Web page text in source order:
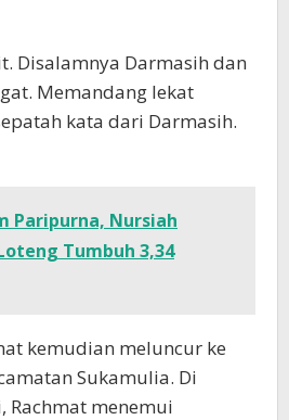
Disalamnya Darmasih dan
Memandang lekat
kata dari Darmasih.
Paripurna, Nursiah
Tumbuh 3,34
kemudian meluncur ke
Sukamulia. Di
Rachmat menemui